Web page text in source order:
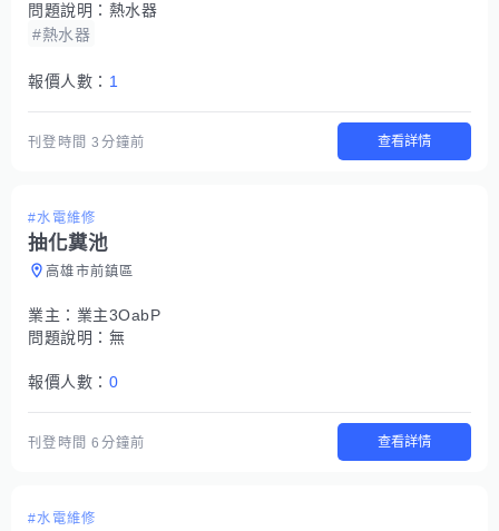
問題說明： 熱水器
#熱水器
報價人數： 1
刊登時間3分鐘前 查看詳情
#水電維修
抽化糞池
高雄市前鎮區
業主： 業主3OabP
問題說明： 無
報價人數： 0
刊登時間6分鐘前 查看詳情
#水電維修